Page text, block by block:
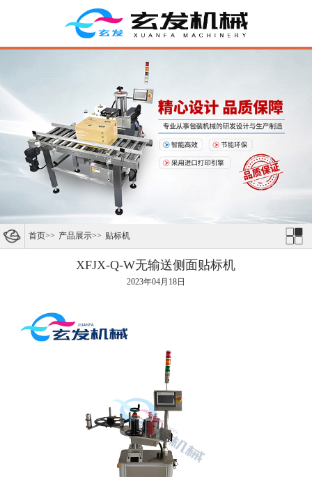
首页>> 产品展示>> 贴标机
XFJX-Q-W无输送侧面贴标机
2023年04月18日